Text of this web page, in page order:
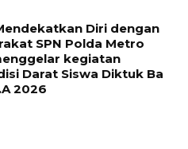
Diri dengan
SPN Polda Metro
kegiatan
Darat Siswa Diktuk Ba
2026